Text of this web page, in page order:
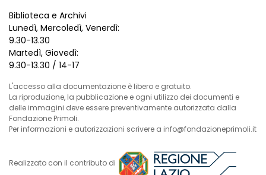
Biblioteca e Archivi
Lunedì, Mercoledì, Venerdì:
9.30-13.30
Martedì, Giovedì:
9.30-13.30 / 14-17
L'accesso alla documentazione è libero e gratuito.
La riproduzione, la pubblicazione e ogni utilizzo dei documenti e
delle immagini deve essere preventivamente autorizzata dalla
Fondazione Primoli.
Per informazioni e autorizzazioni scrivere a info@fondazioneprimoli.it
Realizzato con il contributo di